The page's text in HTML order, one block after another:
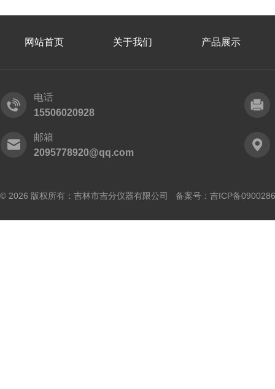
网站首页 关于我们 产品展示
电话
15506020928
邮箱
2095778920@qq.com
© 2026 版权所有：吉林市吉分仪器有限公司 备案号： 吉ICP备